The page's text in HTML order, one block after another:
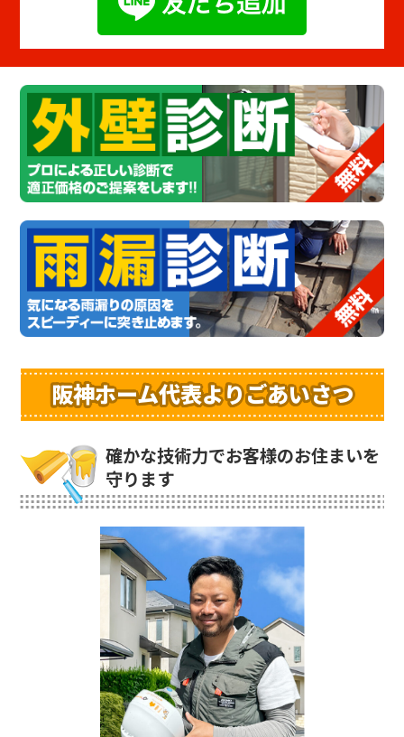
阪神ホーム代表よりごあいさつ
確かな技術力でお客様のお住まいを
守ります